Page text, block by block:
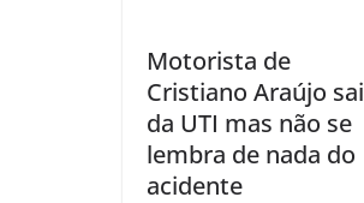
Motorista de
Cristiano Araújo sai
da UTI mas não se
lembra de nada do
acidente